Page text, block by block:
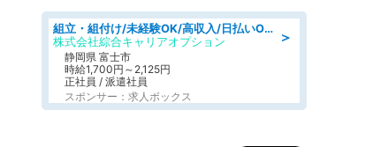
＞
組立・組付け/未経験OK/高収入/日払いOK/寮費無料/交替制
株式会社綜合キャリアオプション
静岡県 富士市
時給1,700円～2,125円
正社員 / 派遣社員
スポンサー：求人ボックス